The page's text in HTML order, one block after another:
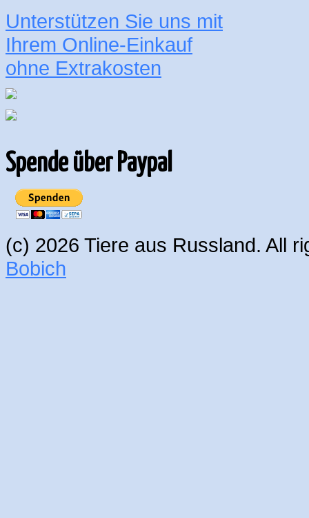
Unterstützen Sie uns mit
Ihrem Online-Einkauf
ohne Extrakosten
Spende über Paypal
(c) 2026 Tiere aus Russland. All
Bobich